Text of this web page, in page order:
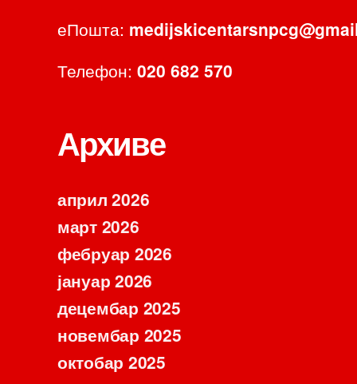
еПошта:
Телефон: 020 682 570
Архиве
април 2026
март 2026
фебруар 2026
јануар 2026
децембар 2025
новембар 2025
октобар 2025